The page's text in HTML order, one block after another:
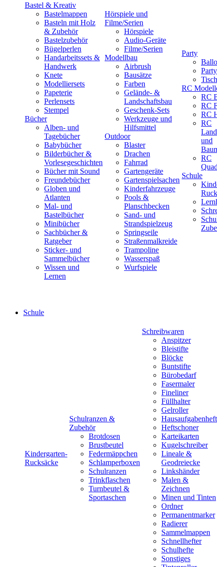
Bastel & Kreativ
Bastelmappen
Basteln mit Holz
& Zubehör
Bastelzubehör
Bügelperlen
Handarbeitssets &
Handwerk
Knete
Modelliersets
Papeterie
Perlensets
Stempel
Bücher
Alben- und
Tagebücher
Babybücher
Bilderbücher &
Vorlesegeschichten
Bücher mit Sound
Freundebücher
Globen und
Atlanten
Mal- und
Bastelbücher
Minibücher
Sachbücher &
Ratgeber
Sticker- und
Sammelbücher
Wissen und
Lernen
Hörspiele und
Filme/Serien
Hörspiele
Audio-Geräte
Filme/Serien
Modellbau
Airbrush
Bausätze
Farben
Gelände- &
Landschaftsbau
Geschenk-Sets
Werkzeuge und
Hilfsmittel
Outdoor
Blaster
Drachen
Fahrrad
Gartengeräte
Gartenspielsachen
Kinderfahrzeuge
Pools &
Planschbecken
Sand- und
Strandspielzeug
Springseile
Straßenmalkreide
Trampoline
Wasserspaß
Wurfspiele
Party
RC
RC
RC
RC
RC
und
RC
Schule
Schule
Kindergarten-
Rucksäcke
Schulranzen &
Zubehör
Brotdosen
Brustbeutel
Federmäppchen
Schlamperboxen
Schulranzen
Trinkflaschen
Turnbeutel &
Sportaschen
Schreibwaren
Anspitzer
Bleistifte
Blöcke
Buntstifte
Bürobedarf
Fasermaler
Fineliner
Füllhalter
Gelroller
Hausaufgabenheft
Heftschoner
Karteikarten
Kugelschreiber
Lineale &
Geodreiecke
Linkshänder
Malen &
Zeichnen
Minen und Tinten
Ordner
Permanentmarker
Radierer
Sammelmappen
Schnellhefter
Schulhefte
Sonstiges